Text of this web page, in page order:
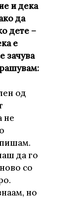
и дека
да
дете –
е
зачува
од
не
да го
со
но